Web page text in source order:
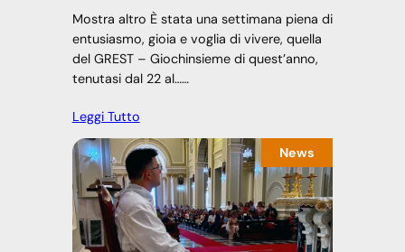
Mostra altro È stata una settimana piena di
entusiasmo, gioia e voglia di vivere, quella
del GREST – Giochinsieme di quest’anno,
tenutasi dal 22 al……
Leggi Tutto
News